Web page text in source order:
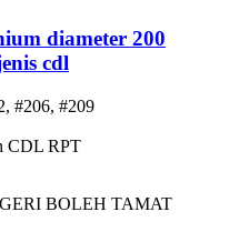
diameter 200
cdl
#206, #209
CDL RPT